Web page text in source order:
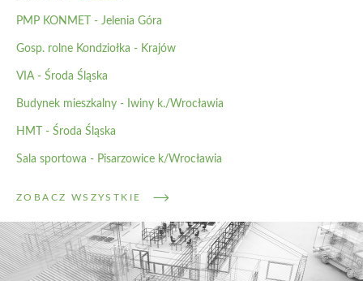
PMP KONMET - Jelenia Góra
Gosp. rolne Kondziołka - Krajów
VIA - Środa Śląska
Budynek mieszkalny - Iwiny k./Wrocławia
HMT - Środa Śląska
Sala sportowa - Pisarzowice k/Wrocławia
ZOBACZ WSZYSTKIE